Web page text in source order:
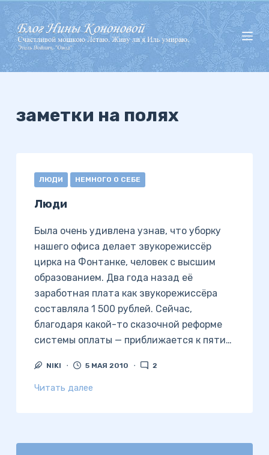
П
е
р
е
й
кзаметки на полях
ЛЮДИ НЕМНОГО О СЕБЕ
Люди
Была очень удивлена узнав, что уборку
нашего офиса делает звукорежиссёр
цирка на Фонтанке, человек с высшим
образованием. Два года назад её
заработная плата как звукорежиссёра
составляла 1 500 рублей. Сейчас,
благодаря какой-то сказочной реформе
системы оплаты — приближается к пяти…
NIKI 5 МАЯ 2010 2
Читать далее